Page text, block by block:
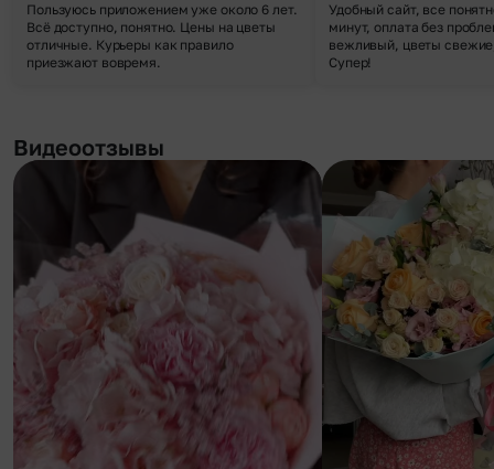
Пользуюсь приложением уже около 6 лет.
Всё доступно, понятно. Цены на цветы
отличные. Курьеры как правило
приезжают вовремя.
Удобный сайт, все
минут, оплата без
вежливый, цветы
Супер!
Видеоотзывы